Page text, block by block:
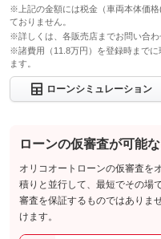
※上記の金額には税金（車両本体価
ておりません。
※詳しくは、各販売店までお問い合わ
※諸費用（11.8万円）を登録時まで
ます。
ローンシミュレーション
ローンの仮審査が可能な
オリコオートローンの仮審査を
積りと並行して、最短でその場
審査を保証するものではありま
けます。